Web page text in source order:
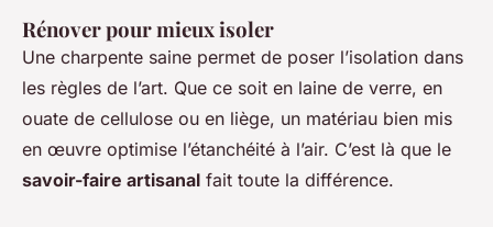
Rénover pour mieux isoler
Une charpente saine permet de poser l’isolation dans
les règles de l’art. Que ce soit en laine de verre, en
ouate de cellulose ou en liège, un matériau bien mis
en œuvre optimise l’étanchéité à l’air. C’est là que le
savoir-faire artisanal fait toute la différence.